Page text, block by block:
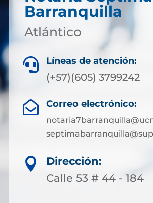
Barranquilla
Atlántico
 Líneas de atención:
(+57)(605) 3799242
 Correo electrónico:

Dirección:
Calle 53 # 44 - 184